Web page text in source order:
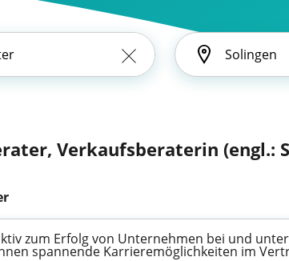
Verkaufsberaterin (engl.:
zum Erfolg von Unternehmen bei und
spannende Karrieremöglichkeiten im